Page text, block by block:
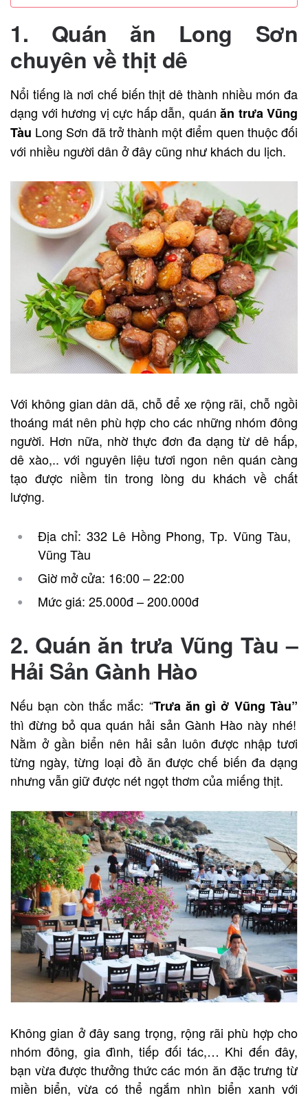
1. Quán ăn Long Sơn
chuyên về thịt dê
Nổi tiếng là nơi chế biến thịt dê thành nhiều món đa
dạng với hương vị cực hấp dẫn, quán ăn trưa Vũng
Tàu Long Sơn đã trở thành một điểm quen thuộc đối
với nhiều người dân ở đây cũng như khách du lịch.
Với không gian dân dã, chỗ để xe rộng rãi, chỗ ngồi
thoáng mát nên phù hợp cho các những nhóm đông
người. Hơn nữa, nhờ thực đơn đa dạng từ dê hấp,
dê xào,.. với nguyên liệu tươi ngon nên quán càng
tạo được niềm tin trong lòng du khách về chất
lượng.
Địa chỉ: 332 Lê Hồng Phong, Tp. Vũng Tàu,
Vũng Tàu
Giờ mở cửa: 16:00 – 22:00
Mức giá: 25.000đ – 200.000đ
2. Quán ăn trưa Vũng Tàu –
Hải Sản Gành Hào
Nếu bạn còn thắc mắc: “Trưa ăn gì ở Vũng Tàu”
thì đừng bỏ qua quán hải sản Gành Hào này nhé!
Nằm ở gần biển nên hải sản luôn được nhập tươi
từng ngày, từng loại đồ ăn được chế biến đa dạng
nhưng vẫn giữ được nét ngọt thơm của miếng thịt.
Không gian ở đây sang trọng, rộng rãi phù hợp cho
nhóm đông, gia đình, tiếp đối tác,… Khi đến đây,
bạn vừa được thưởng thức các món ăn đặc trưng từ
miền biển, vừa có thể ngắm nhìn biển xanh với